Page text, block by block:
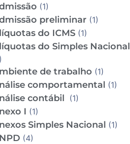
(1)
preliminar (1)
do ICMS(1)
do Simples Nacional
de trabalho (1)
comportamental (1)
contábil (1)
I (1)
Simples Nacional (1)
(4)